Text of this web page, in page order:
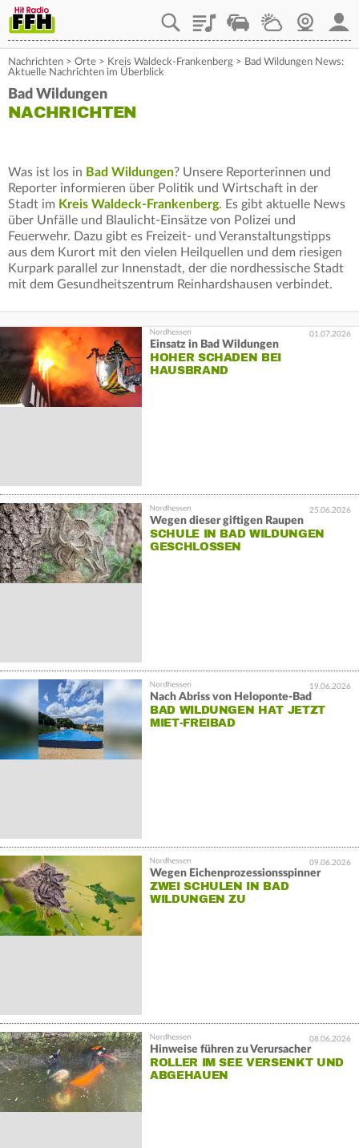
PlaylistStaupilotWetterWebcam
Nachrichten > Orte > Kreis Waldeck-Frankenberg > Bad Wildungen News:
Aktuelle Nachrichten im Überblick
Bad Wildungen
NACHRICHTEN
Was ist los in Bad Wildungen? Unsere Reporterinnen und
Reporter informieren über Politik und Wirtschaft in der
Stadt im Kreis Waldeck-Frankenberg. Es gibt aktuelle News
über Unfälle und Blaulicht-Einsätze von Polizei und
Feuerwehr. Dazu gibt es Freizeit- und Veranstaltungstipps
aus dem Kurort mit den vielen Heilquellen und dem riesigen
Kurpark parallel zur Innenstadt, der die nordhessische Stadt
mit dem Gesundheitszentrum Reinhardshausen verbindet.
01.07.2026
Einsatz in Bad Wildungen
HOHER SCHADEN BEI
HAUSBRAND
25.06.2026
Wegen dieser giftigen Raupen
SCHULE IN BAD WILDUNGEN
GESCHLOSSEN
19.06.2026
Nach Abriss von Heloponte-Bad
BAD WILDUNGEN HAT JETZT
MIET-FREIBAD
09.06.2026
Wegen Eichenprozessionsspinner
ZWEI SCHULEN IN BAD
WILDUNGEN ZU
08.06.2026
Hinweise führen zu Verursacher
ROLLER IM SEE VERSENKT UND
ABGEHAUEN